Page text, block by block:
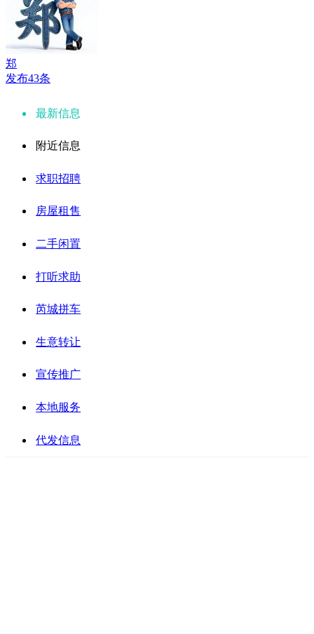
郑
发布43条
最新信息
附近信息
求职招聘
房屋租售
二手闲置
打听求助
芮城拼车
生意转让
宣传推广
本地服务
代发信息